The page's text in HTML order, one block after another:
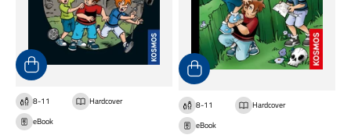
8-11
Hardcover
eBook
8-11
Hardcover
eBook